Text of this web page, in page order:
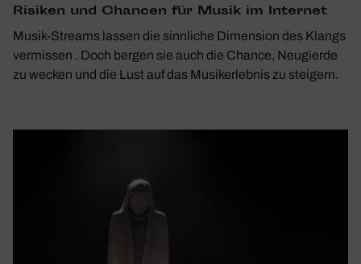
Risiken und Chancen für Musik im Internet
Musik-Streams lassen die sinnliche Dimension des Klangs
vermissen . Doch bergen sie auch die Chance, Neugierde
zu wecken und die Lust auf das Musikerlebnis zu steigern.